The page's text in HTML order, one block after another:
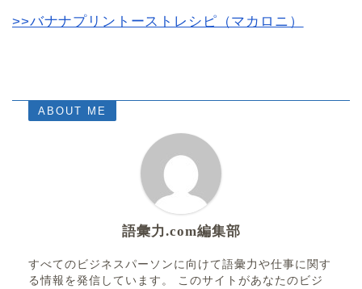
>>バナナプリントーストレシピ（マカロニ）
ABOUT ME
語彙力.com編集部
すべてのビジネスパーソンに向けて語彙力や仕事に関す
る情報を発信しています。 このサイトがあなたのビジ